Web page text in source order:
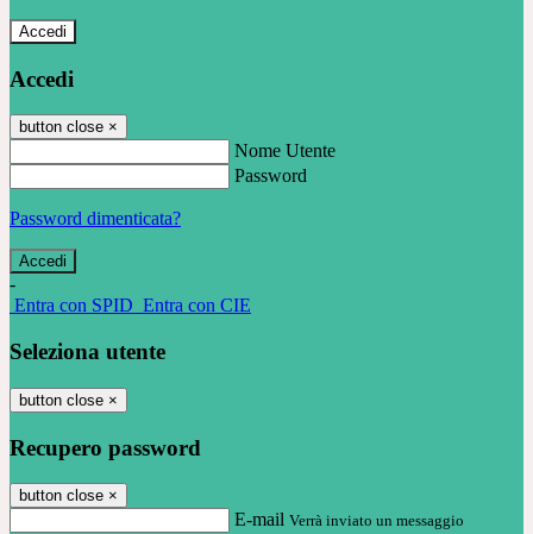
Accedi
Accedi
button close ×
Nome Utente
Password
Password dimenticata?
-
Entra con SPID Entra con CIE
Seleziona utente
button close ×
Recupero password
button close ×
E-mail Verrà inviato un messaggio